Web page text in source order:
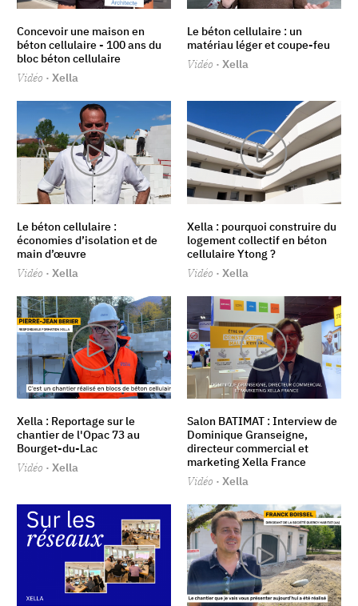
Concevoir une maison en
béton cellulaire - 100 ans du
bloc béton cellulaire
Vidéo · Xella
Le béton cellulaire : un
matériau léger et coupe-feu
Vidéo · Xella
Le béton cellulaire :
économies d’isolation et de
main d’œuvre
Vidéo · Xella
Xella : pourquoi construire du
logement collectif en béton
cellulaire Ytong ?
Vidéo · Xella
Xella : Reportage sur le
chantier de l'Opac 73 au
Bourget-du-Lac
Vidéo · Xella
Salon BATIMAT : Interview de
Dominique Granseigne,
directeur commercial et
marketing Xella France
Vidéo · Xella